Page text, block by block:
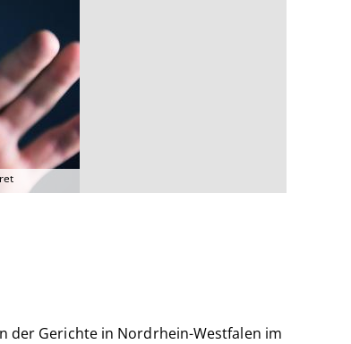
der Gerichte in Nordrhein-Westfalen im